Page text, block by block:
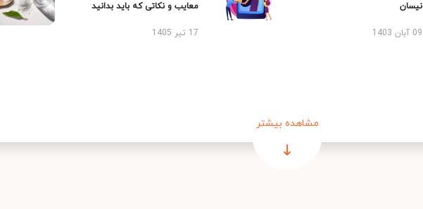
نیسان
09 آبان 1403
معایب و نکاتی که باید بدانید
17 تیر 1405
مشاهده بیشتر